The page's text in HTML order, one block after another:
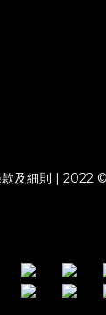
及細則 | 2022 ©